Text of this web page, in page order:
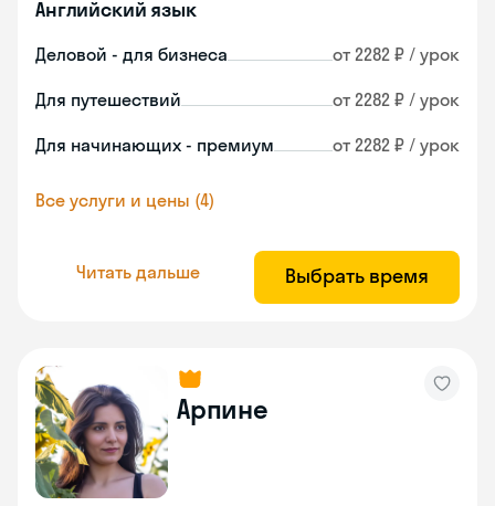
Английский язык
Деловой - для бизнеса от 2282 ₽ / урок
Для путешествий от 2282 ₽ / урок
Для начинающих - премиум от 2282 ₽ / урок
Все услуги и цены (4)
Читать дальше Выбрать время
Арпине